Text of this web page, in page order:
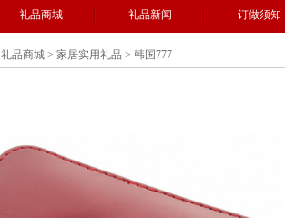
礼品商城 礼品新闻 订做须知
礼品商城 > 家居实用礼品 > 韩国777